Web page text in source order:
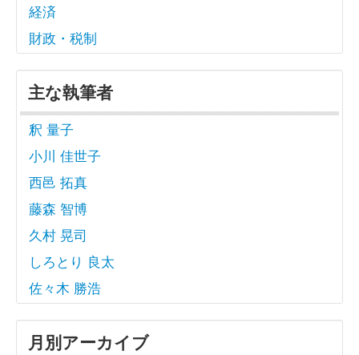
経済
財政・税制
主な執筆者
釈 量子
小川 佳世子
西邑 拓真
藤森 智博
久村 晃司
しろとり 良太
佐々木 勝浩
月別アーカイブ